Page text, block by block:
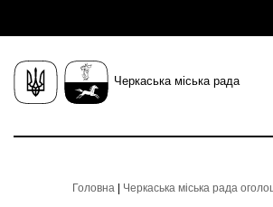
Черкаська міська рада
Головна Черкаська міська рада